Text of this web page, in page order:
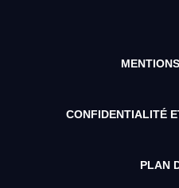
CONFIDENTIALITÉ
PLAN